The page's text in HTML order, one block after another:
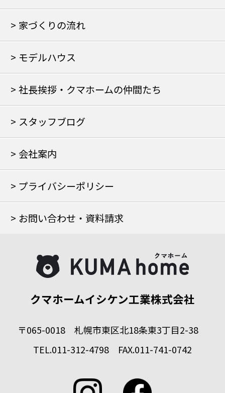
家づくりの流れ
モデルハウス
社長挨拶・クマホームの仲間たち
スタッフブログ
会社案内
プライバシーポリシー
お問い合わせ・資料請求
クマホームイシケン工業株式会社
〒065-0018 札幌市東区北18条東3丁目2-38
TEL.011-312-4798 FAX.011-741-0742